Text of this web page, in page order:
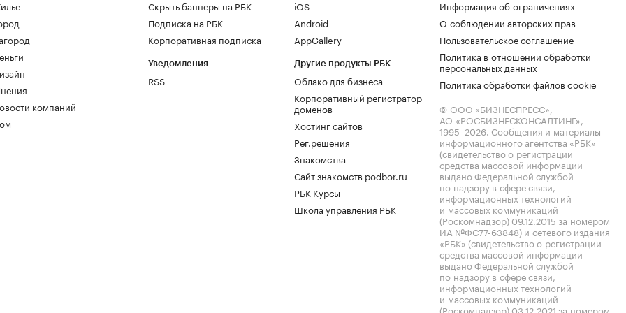
компаний
Скрыть баннеры на РБК
Подписка на РБК
Корпоративная подписка
Уведомления
RSS
iOS
Android
AppGallery
Другие продукты РБК
Облако для бизнеса
Корпоративный регистратор
доменов
Хостинг сайтов
Рег.решения
Знакомства
Сайт знакомств podbor.ru
РБК Курсы
Школа управления РБК
Информация об ограничениях
О соблюдении авторских прав
Пользовательское соглашение
Политика в отношении обработки
персональных данных
Политика обработки файлов cookie
© ООО «БИЗНЕСПРЕСС»,
АО «РОСБИЗНЕСКОНСАЛТИНГ»,
1995–2026. Сообщения и материалы
информационного агентства «РБК»
(свидетельство о регистрации
средства массовой информации
выдано Федеральной службой
по надзору в сфере связи,
информационных технологий
и массовых коммуникаций
(Роскомнадзор) 09.12.2015 за номером
ИА №ФС77-63848) и сетевого издания
«РБК» (свидетельство о регистрации
средства массовой информации
выдано Федеральной службой
по надзору в сфере связи,
информационных технологий
и массовых коммуникаций
(Роскомнадзор) 03.12.2021 за номером